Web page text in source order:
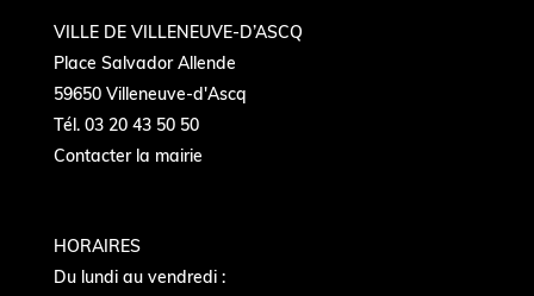
VILLE DE VILLENEUVE-D’ASCQ
Place Salvador Allende
59650 Villeneuve-d'Ascq
Tél. 03 20 43 50 50
Contacter la mairie
HORAIRES
Du lundi au vendredi :